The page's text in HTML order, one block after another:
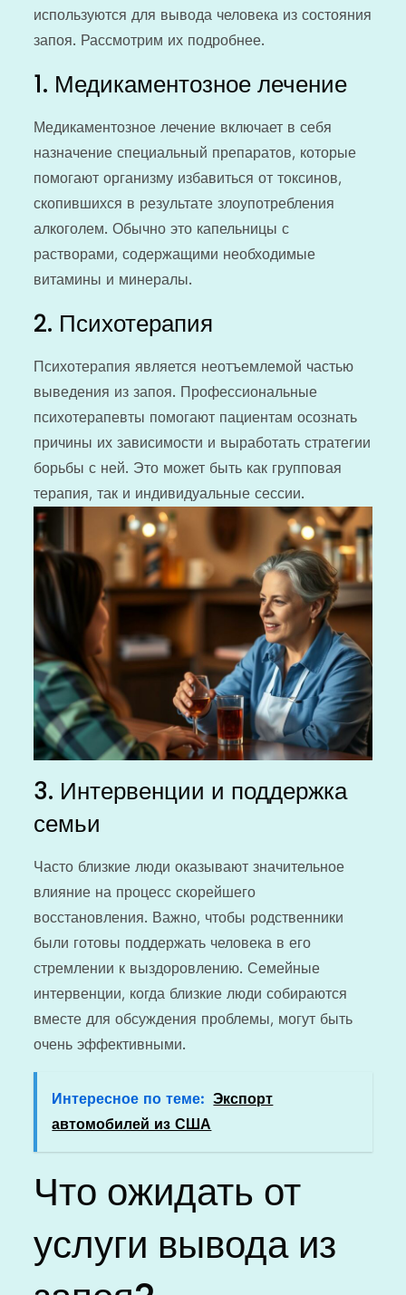
используются для вывода человека из состояния
запоя. Рассмотрим их подробнее.
1. Медикаментозное лечение
Медикаментозное лечение включает в себя
назначение специальный препаратов, которые
помогают организму избавиться от токсинов,
скопившихся в результате злоупотребления
алкоголем. Обычно это капельницы с
растворами, содержащими необходимые
витамины и минералы.
2. Психотерапия
Психотерапия является неотъемлемой частью
выведения из запоя. Профессиональные
психотерапевты помогают пациентам осознать
причины их зависимости и выработать стратегии
борьбы с ней. Это может быть как групповая
терапия, так и индивидуальные сессии.
3. Интервенции и поддержка
семьи
Часто близкие люди оказывают значительное
влияние на процесс скорейшего
восстановления. Важно, чтобы родственники
были готовы поддержать человека в его
стремлении к выздоровлению. Семейные
интервенции, когда близкие люди собираются
вместе для обсуждения проблемы, могут быть
очень эффективными.
Интересное по теме: Экспорт
автомобилей из США
Что ожидать от
услуги вывода из